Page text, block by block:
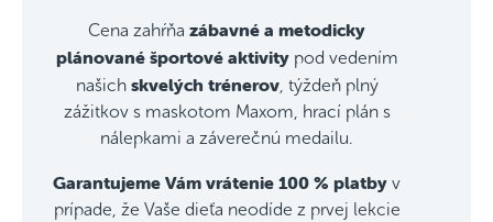
Cena zahŕňa zábavné a metodicky
plánované športové aktivitypod vedením
našich skvelých trénerov, týždeň plný
zážitkov s maskotom Maxom, hrací plán s
nálepkami a záverečnú medailu.
Garantujeme Vám vrátenie 100 % platby v
prípade, že Vaše dieťa neodíde z prvej lekcie